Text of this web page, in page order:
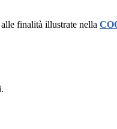
finalità illustrate nella